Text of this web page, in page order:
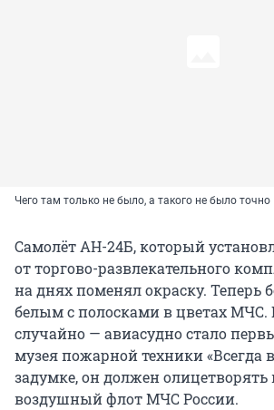
Чего там только не было, а такого не было точно
Самолёт АН-24Б, который
от торгово-развлекательного
на днях поменял окраску. Теперь
белым с полосками в цветах МЧС.
случайно — авиасудно стало
музея пожарной техники «Всегда
задумке, он должен олицетворять
воздушный флот МЧС России.